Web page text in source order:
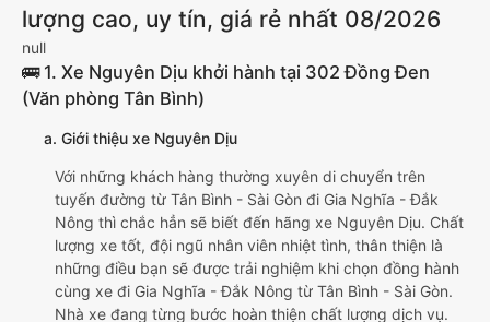
lượng cao, uy tín, giá rẻ nhất 08/2026
null
🚌 1. Xe Nguyên Dịu khởi hành tại 302 Đồng Đen
(Văn phòng Tân Bình)
a. Giới thiệu xe Nguyên Dịu
Với những khách hàng thường xuyên di chuyển trên
tuyến đường từ Tân Bình - Sài Gòn đi Gia Nghĩa - Đắk
Nông thì chắc hẳn sẽ biết đến hãng xe Nguyên Dịu. Chất
lượng xe tốt, đội ngũ nhân viên nhiệt tình, thân thiện là
những điều bạn sẽ được trải nghiệm khi chọn đồng hành
cùng xe đi Gia Nghĩa - Đắk Nông từ Tân Bình - Sài Gòn.
Nhà xe đang từng bước hoàn thiện chất lượng dịch vụ.